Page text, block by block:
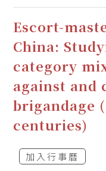
Escort-
China:
category
against
brigandage
centuries)
加入行事曆